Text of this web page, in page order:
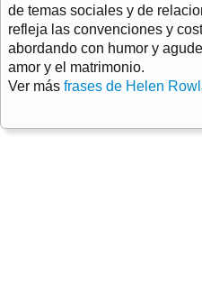
de temas sociales y de
refleja las convenciones y
abordando con humor y
amor y el matrimonio.
Ver más frases de Helen